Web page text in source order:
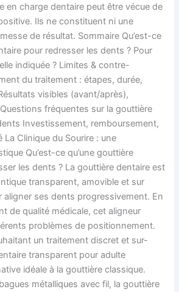
en charge dentaire peut être vécue de
Ils ne constituent ni une
de résultat. Sommaire Qu’est-ce
pour redresser les dents ? Pour
indiquée ? Limites & contre-
du traitement : étapes, durée,
visibles (avant/après),
fréquentes sur la gouttière
Investissement, remboursement,
Clinique du Sourire : une
Qu’est-ce qu’une gouttière
les dents ? La gouttière dentaire est
transparent, amovible et sur
aligner ses dents progressivement. En
de qualité médicale, cet aligneur
problèmes de positionnement.
un traitement discret et sur-
transparent pour adulte
idéale à la gouttière classique.
métalliques avec fil, la gouttière